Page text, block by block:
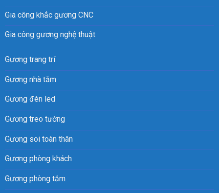
Gia công khắc gương CNC
Gia công gương nghệ thuật
Gương trang trí
Gương nhà tắm
Gương đèn led
Gương treo tường
Gương soi toàn thân
Gương phòng khách
Gương phòng tắm